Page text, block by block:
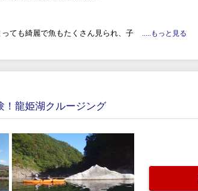
ても綺麗で魚もたくさん見られ、子 .....もっと見る
！龍姫湖クルージング